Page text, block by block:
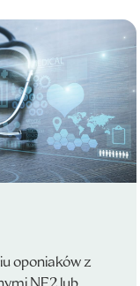
oponiaków z